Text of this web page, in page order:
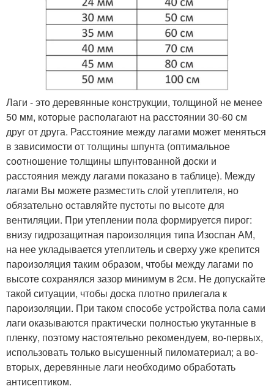
Лаги - это деревянные конструкции, толщиной не менее
50 мм, которые располагают на расстоянии 30-60 см
друг от друга. Расстояние между лагами может меняться
в зависимости от толщины шпунта (оптимальное
соотношение толщины шпунтованной доски и
расстояния между лагами показано в таблице). Между
лагами Вы можете разместить слой утеплителя, но
обязательно оставляйте пустоты по высоте для
вентиляции. При утеплении пола формируется пирог:
внизу гидрозащитная пароизоляция типа Изоспан АМ,
на нее укладывается утеплитель и сверху уже крепится
пароизоляция таким образом, чтобы между лагами по
высоте сохранялся зазор минимум в 2см. Не допускайте
такой ситуации, чтобы доска плотно прилегала к
пароизоляции. При таком способе устройства пола сами
лаги оказываются практически полностью укутанные в
пленку, поэтому настоятельно рекомендуем, во-первых,
использовать только высушенный пиломатериал; а во-
вторых, деревянные лаги необходимо обработать
антисептиком.